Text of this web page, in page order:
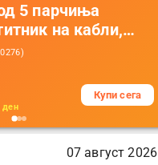
5 парчиња
на кабли,
за заштита
за заштита на
без батерија, за
телефони,
за заштита на
)
ден
Купи сега
07 август 2026